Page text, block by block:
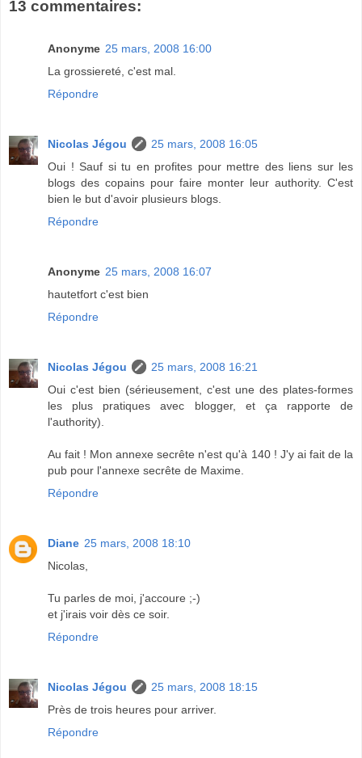
13 commentaires:
Anonyme 25 mars, 2008 16:00
La grossiereté, c'est mal.
Répondre
Nicolas Jégou
25 mars, 2008 16:05
Oui ! Sauf si tu en profites pour mettre des liens sur les
blogs des copains pour faire monter leur authority. C'est
bien le but d'avoir plusieurs blogs.
Répondre
Anonyme 25 mars, 2008 16:07
hautetfort c'est bien
Répondre
Nicolas Jégou
25 mars, 2008 16:21
Oui c'est bien (sérieusement, c'est une des plates-formes
les plus pratiques avec blogger, et ça rapporte de
l'authority).
Au fait ! Mon annexe secrête n'est qu'à 140 ! J'y ai fait de la
pub pour l'annexe secrête de Maxime.
Répondre
Diane 25 mars, 2008 18:10
Nicolas,
Tu parles de moi, j'accoure ;-)
et j'irais voir dès ce soir.
Répondre
Nicolas Jégou
25 mars, 2008 18:15
Près de trois heures pour arriver.
Répondre